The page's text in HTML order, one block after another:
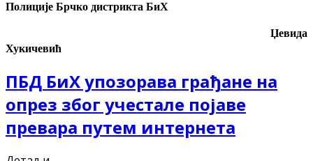
Полиције Брчко дистрикта БиХ
Џевида
Хукичевић
ПБД БиХ упозорава грађане на
опрез због учестале појаве
превара путем интернета